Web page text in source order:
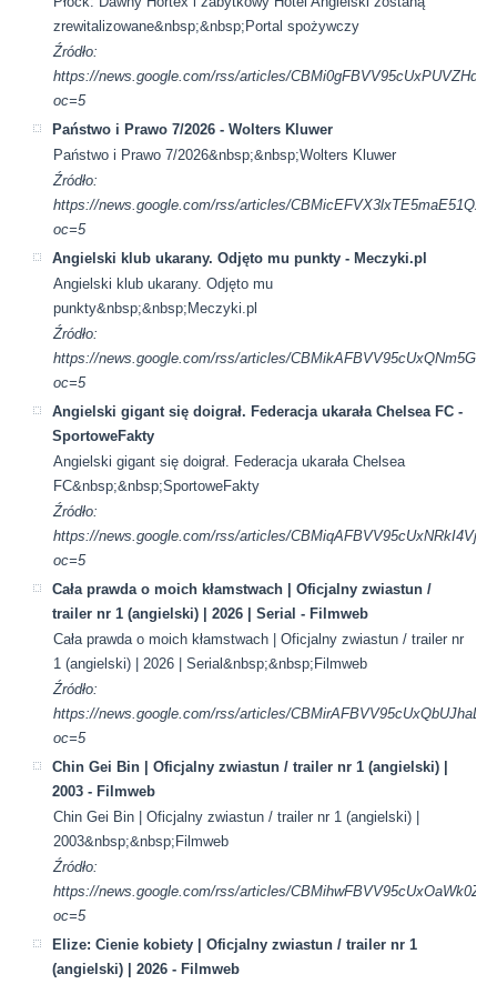
zrewitalizowane&nbsp;&nbsp;Portal spożywczy
Źródło:
https://news.google.com/rss/articles/
oc=5
Państwo i Prawo 7/2026 - Wolters Kluwer
Państwo i Prawo 7/2026&nbsp;&nbsp;Wolters Kluwer
Źródło:
https://news.google.com/rss/articles/
oc=5
Angielski klub ukarany. Odjęto mu punkty - Meczyki.pl
Angielski klub ukarany. Odjęto mu
punkty&nbsp;&nbsp;Meczyki.pl
Źródło:
https://news.google.com/rss/articles/
oc=5
Angielski gigant się doigrał. Federacja ukarała Chelsea FC -
SportoweFakty
Angielski gigant się doigrał. Federacja ukarała Chelsea
FC&nbsp;&nbsp;SportoweFakty
Źródło:
https://news.google.com/rss/articles/
oc=5
Cała prawda o moich kłamstwach | Oficjalny zwiastun /
trailer nr 1 (angielski) | 2026 | Serial - Filmweb
Cała prawda o moich kłamstwach | Oficjalny zwiastun / trailer nr
1 (angielski) | 2026 | Serial&nbsp;&nbsp;Filmweb
Źródło:
https://news.google.com/rss/articles/
oc=5
Chin Gei Bin | Oficjalny zwiastun / trailer nr 1 (angielski) |
2003 - Filmweb
Chin Gei Bin | Oficjalny zwiastun / trailer nr 1 (angielski) |
2003&nbsp;&nbsp;Filmweb
Źródło:
https://news.google.com/rss/articles/
oc=5
Elize: Cienie kobiety | Oficjalny zwiastun / trailer nr 1
(angielski) | 2026 - Filmweb